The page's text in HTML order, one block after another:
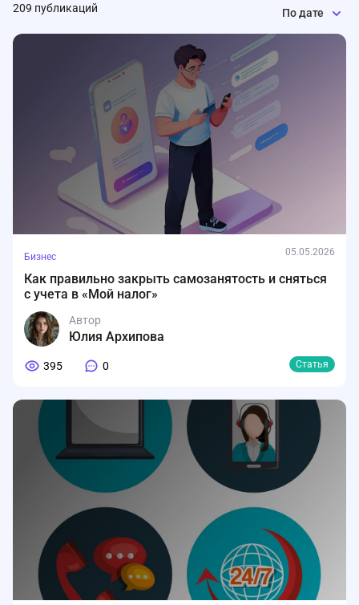
209 публикаций По дате
Бизнес 05.05.2026
Как правильно закрыть самозанятость и сняться
с учета в «Мой налог»
Автор
Юлия Архипова
395 0 Статья